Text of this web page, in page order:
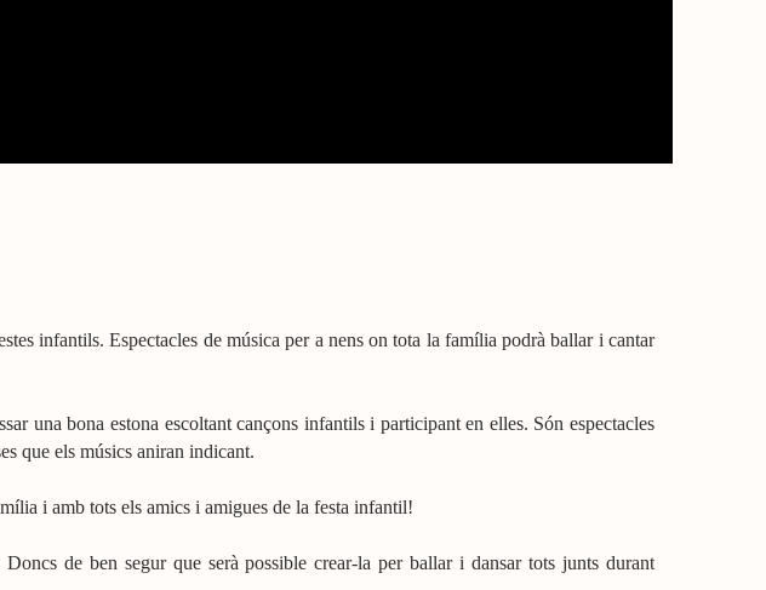
infantils. Espectacles de música per a nens on tota la família podrà ballar i cantar
una bona estona escoltant cançons infantils i participant en elles. Són espectacles
que els músics aniran indicant.
i amb tots els amics i amigues de la festa infantil!
de ben segur que serà possible crear-la per ballar i dansar tots junts durant